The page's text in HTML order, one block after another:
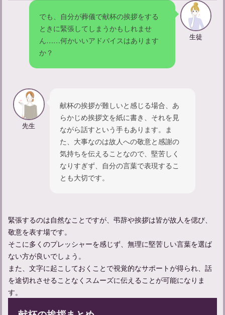
【会葬の御礼】返礼品選びガイド：失礼のない選び方とポイント
葬儀お礼メール：マナーと方法について知ろう
告別式での適切な挨拶のポイントと具体的なフレーズ
でも、自分が葬儀で献杯の挨拶をする
ときに緊張してしまうかもしれませ
ん……何かいいアドバイスはあります
か？
生徒
先生
献杯の挨拶が難しいと感じる場合、あ
らかじめ挨拶文を紙に書き、それを見
ながら話すという手もあります。ま
た、大事なのは故人への敬意と感謝の
気持ちを伝えることなので、堅苦しく
なりすぎず、自分の言葉で表現するこ
とも大切です。
緊張するのは自然なことですが、弔辞や挨拶は皆が故人を偲び、
敬意を表す場です。
そこに多くのプレッシャーを感じず、無理に堅苦しい言葉を選ば
ない方が良いでしょう。
また、文字に起こしておくことで視覚的なサポートが得られ、話
を途切れさせることなくスムーズに伝えることが可能になりま
す。